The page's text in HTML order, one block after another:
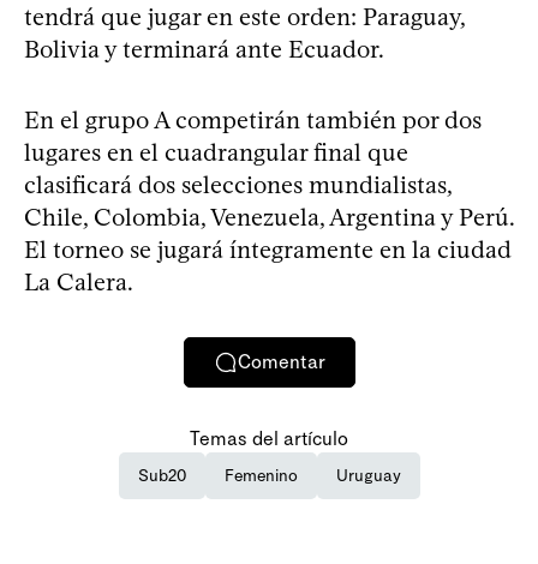
tendrá que jugar en este orden: Paraguay,
Bolivia y terminará ante Ecuador.
En el grupo A competirán también por dos
lugares en el cuadrangular final que
clasificará dos selecciones mundialistas,
Chile, Colombia, Venezuela, Argentina y Perú.
El torneo se jugará íntegramente en la ciudad
La Calera.
Comentar
Temas del artículo
Sub20 Femenino Uruguay